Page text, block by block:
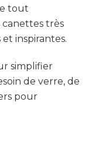
tout
très
inspirantes.
simplifier
de verre, de
pour